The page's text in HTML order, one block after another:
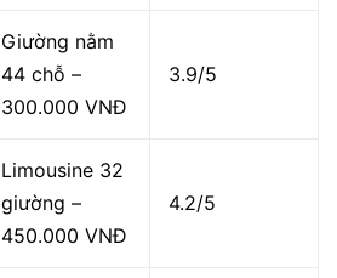
Giường nằm
44 chỗ –
300.000 VNĐ
3.9/5
Limousine 32
giường –
450.000 VNĐ
4.2/5